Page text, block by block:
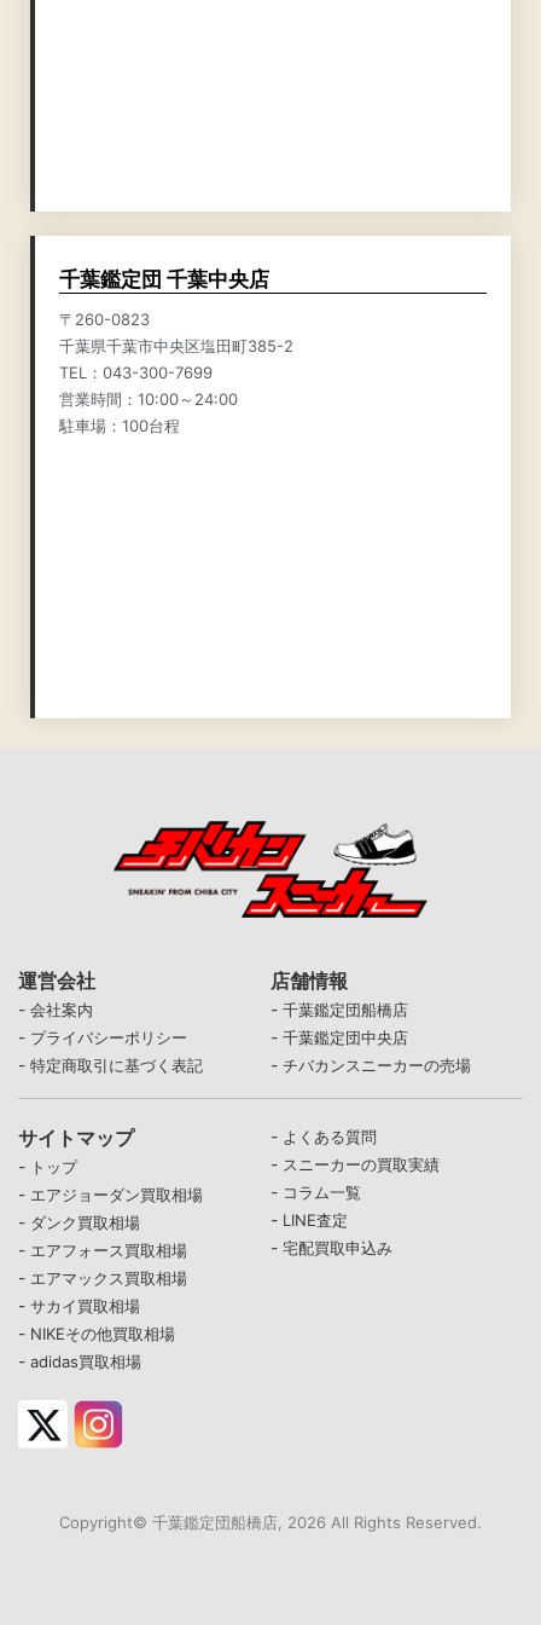
千葉鑑定団 千葉中央店
〒260-0823
千葉県千葉市中央区塩田町385-2
TEL：043-300-7699
営業時間：10:00～24:00
駐車場：100台程
運営会社
- 会社案内
- プライバシーポリシー
- 特定商取引に基づく表記
店舗情報
- 千葉鑑定団船橋店
- 千葉鑑定団中央店
- チバカンスニーカーの売場
サイトマップ
- トップ
- エアジョーダン買取相場
- ダンク買取相場
- エアフォース買取相場
- エアマックス買取相場
- サカイ買取相場
- NIKEその他買取相場
- adidas買取相場
- よくある質問
- スニーカーの買取実績
- コラム一覧
- LINE査定
- 宅配買取申込み
Copyright© 千葉鑑定団船橋店, 2026 All Rights Reserved.